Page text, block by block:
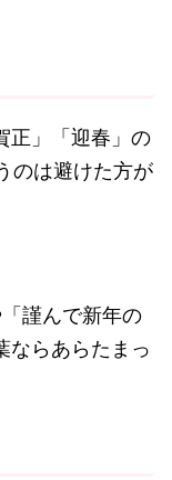
正」「迎春」の
のは避けた方が
謹んで新年の
ならあらたまっ